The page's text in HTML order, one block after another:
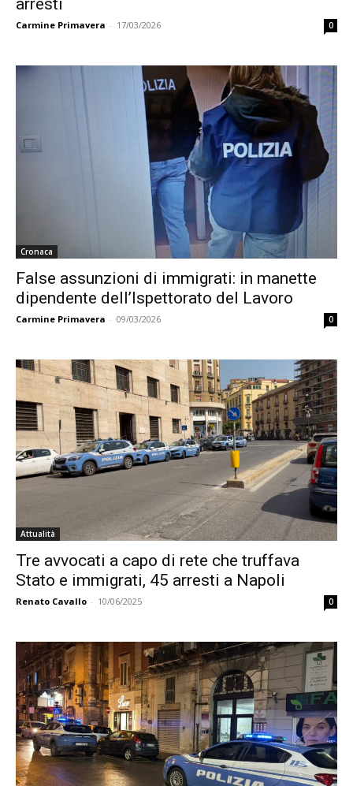
arresti
Carmine Primavera - 17/03/2026 0
Cronaca
False assunzioni di immigrati: in manette
dipendente dell’Ispettorato del Lavoro
Carmine Primavera - 09/03/2026 0
Attualità
Tre avvocati a capo di rete che truffava
Stato e immigrati, 45 arresti a Napoli
Renato Cavallo - 10/06/2025 0